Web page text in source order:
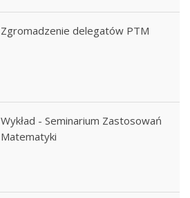
Zgromadzenie delegatów PTM
Wykład - Seminarium Zastosowań
Matematyki